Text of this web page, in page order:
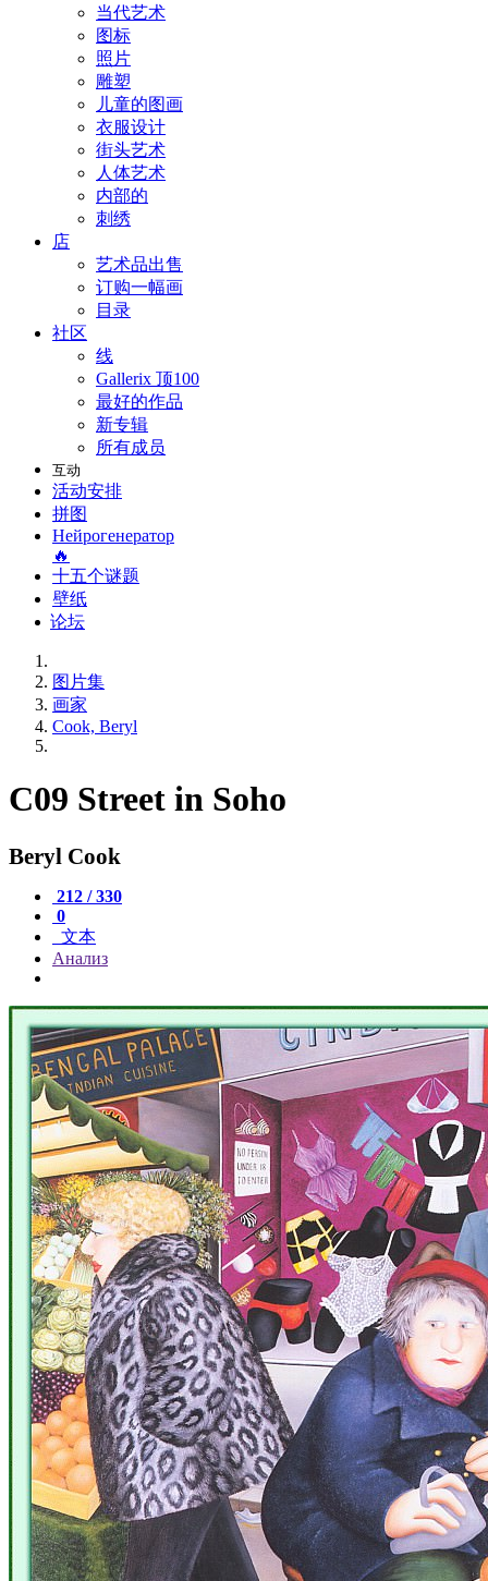
当代艺术
图标
照片
雕塑
儿童的图画
衣服设计
街头艺术
人体艺术
内部的
刺绣
店
艺术品出售
订购一幅画
目录
社区
线
Gallerix 顶100
最好的作品
新专辑
所有成员
互动
活动安排
拼图
Нейрогенератор
🔥
十五个谜题
壁纸
论坛
图片集
画家
Cook, Beryl
C09 Street in Soho
Beryl Cook
212 / 330
0
文本
Анализ